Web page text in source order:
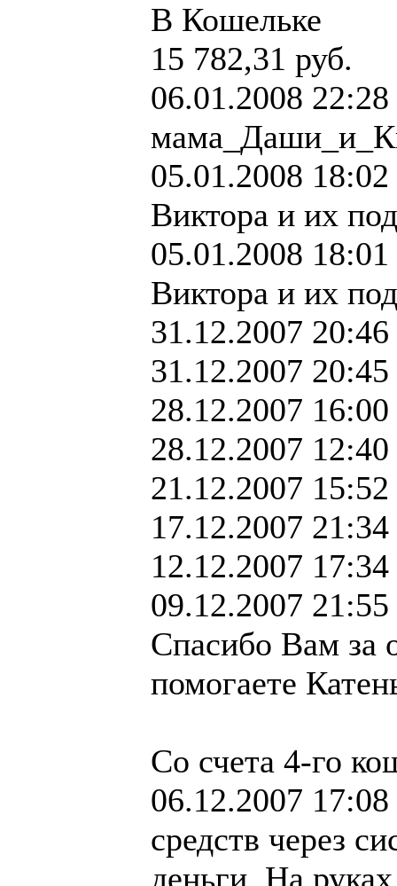
В Кошельке
15 782,31 руб.
06.01.2008
05.01.2008
Виктора и их
05.01.2008
Виктора и их
31.12.2007
31.12.2007
28.12.2007
28.12.2007
21.12.2007
17.12.2007
12.12.2007
09.12.2007
Спасибо Вам за
помогаете
Со счета 4-го
06.12.2007
средств через
деньги. На